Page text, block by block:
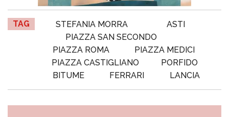
TAG STEFANIA MORRA
ASTI
PIAZZA SAN SECONDO
PIAZZA ROMA
PIAZZA MEDICI
PIAZZA CASTIGLIANO
PORFIDO
BITUME
FERRARI LANCIA